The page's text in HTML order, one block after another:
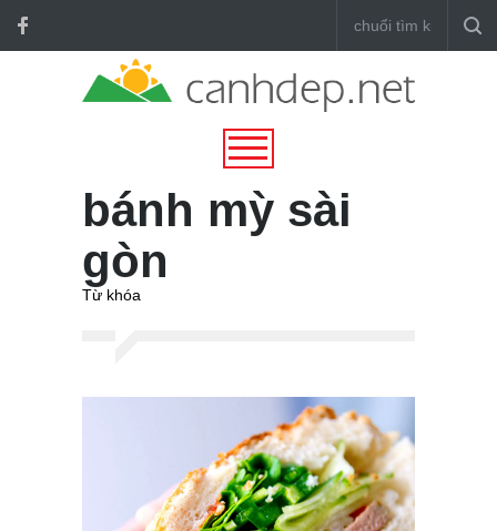
bánh mỳ sài
gòn
Từ khóa